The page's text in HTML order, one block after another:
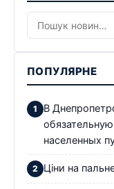
ПОПУЛЯРНЕ
В
населенных
Ціни на